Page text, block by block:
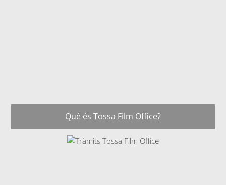
Què és Tossa Film Office?